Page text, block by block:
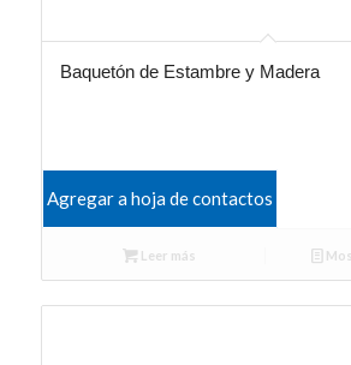
Baquetón de Estambre y Madera
Agregar a hoja de contactos
Leer más